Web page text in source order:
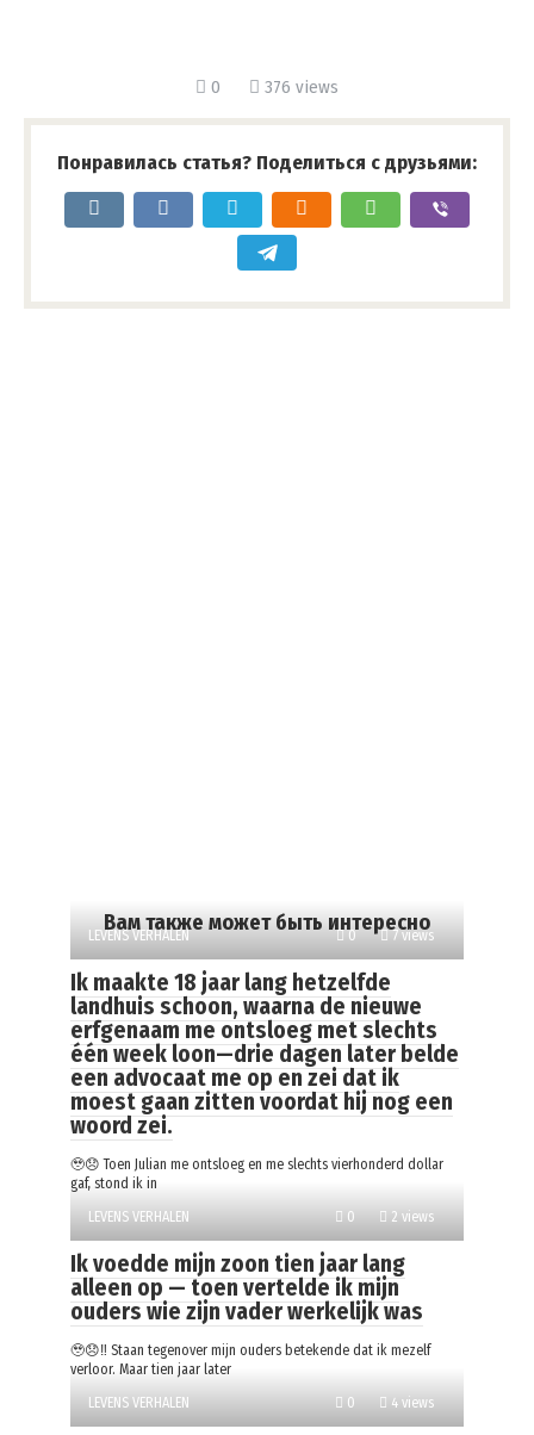
0 376 views
Понравилась статья? Поделиться с друзьями:
Вам также может быть интересно
LEVENS VERHALEN 0 7 views
Ik maakte 18 jaar lang hetzelfde
landhuis schoon, waarna de nieuwe
erfgenaam me ontsloeg met slechts
één week loon—drie dagen later belde
een advocaat me op en zei dat ik
moest gaan zitten voordat hij nog een
woord zei.
🥹😞 Toen Julian me ontsloeg en me slechts vierhonderd dollar
gaf, stond ik in
LEVENS VERHALEN
0 2 views
Ik voedde mijn zoon tien jaar lang
alleen op — toen vertelde ik mijn
ouders wie zijn vader werkelijk was
🥹😞‼️ Staan tegenover mijn ouders betekende dat ik mezelf
verloor. Maar tien jaar later
LEVENS VERHALEN
0 4 views